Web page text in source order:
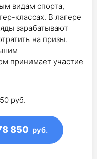
видам спорта,
классах. В лагере
зарабатывают
на призы.
принимает участие
руб.
850 руб.